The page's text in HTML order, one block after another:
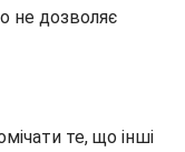
не дозволяє
те, що інші